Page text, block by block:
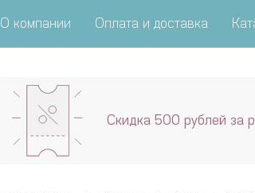
О компании Оплата и доставка
Скидка 500 рублей за